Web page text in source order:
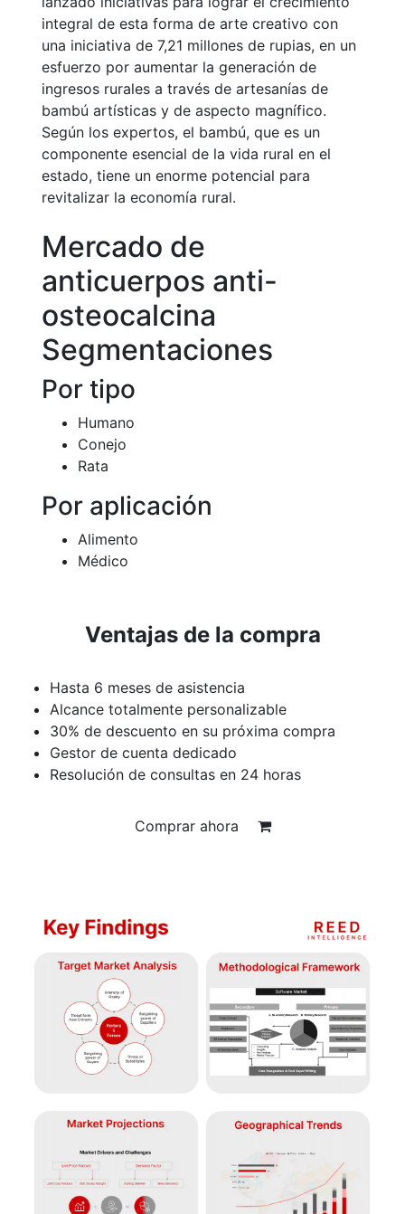
integral de esta forma de arte creativo con
una iniciativa de 7,21 millones de rupias, en un
esfuerzo por aumentar la generación de
ingresos rurales a través de artesanías de
bambú artísticas y de aspecto magnífico.
Según los expertos, el bambú, que es un
componente esencial de la vida rural en el
estado, tiene un enorme potencial para
revitalizar la economía rural.
Mercado de
anticuerpos anti-
osteocalcina
Segmentaciones
Por tipo
Humano
Conejo
Rata
Por aplicación
Alimento
Médico
Ventajas de la compra
Hasta 6 meses de asistencia
Alcance totalmente personalizable
30% de descuento en su próxima compra
Gestor de cuenta dedicado
Resolución de consultas en 24 horas
Comprar ahora